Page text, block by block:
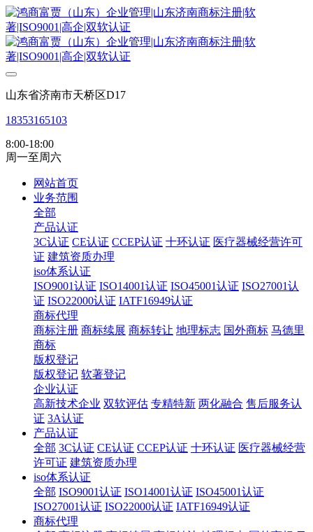
山东省济南市天桥区D17
18353165103
8:00-18:00
周一至周六
网站首页
业务范围
全部
产品认证
3C认证 CE认证 CCEP认证 十环认证 医疗器械经营许可
证 建筑资质办理
iso体系认证
ISO9001认证 ISO14001认证 ISO45001认证 ISO27001认
证 ISO22000认证 IATF16949认证
商标代理
商标注册 商标续展 商标转让 地理标志 国外商标 马德里
商标
版权登记
版权登记 软著登记
企业认证
高新技术企业 双软评估 专精特新 两化融合 售后服务认
证 3A认证
产品认证
全部 3C认证 CE认证 CCEP认证 十环认证 医疗器械经营
许可证 建筑资质办理
iso体系认证
全部 ISO9001认证 ISO14001认证 ISO45001认证
ISO27001认证 ISO22000认证 IATF16949认证
商标代理